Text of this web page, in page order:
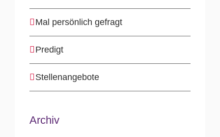
Mal persönlich gefragt
Predigt
Stellenangebote
Archiv